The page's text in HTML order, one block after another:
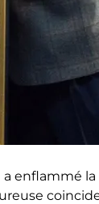
enflammé